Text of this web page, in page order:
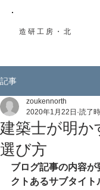
造研工房・北
記事
建築士が明か
選び方
zoukennorth
2020年1月22日 読了
ブログ記事の内容
クトあるサブタイト